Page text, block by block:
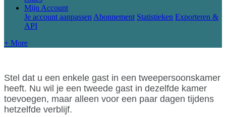
Mijn Account
Je account aanpassen Abonnement Statistieken Exporteren &
API
+ More
Stel dat u een enkele gast in een tweepersoonskamer
heeft. Nu wil je een tweede gast in dezelfde kamer
toevoegen, maar alleen voor een paar dagen tijdens
hetzelfde verblijf.